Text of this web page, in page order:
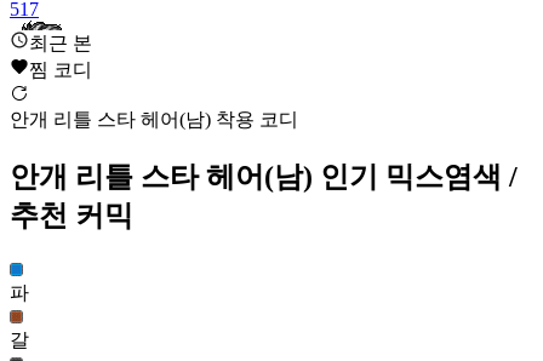
517
사자머리(남)
4,557
518
컨트리 헤어(여)
4,550
519
Selfy 롭이어 트윈 헤어(여)
4,545
520
최근 본
찜 코디
안개 리틀 스타 헤어(남) 착용 코디
안개 리틀 스타 헤어(남) 인기 믹스염색 /
추천 커믹
파
갈